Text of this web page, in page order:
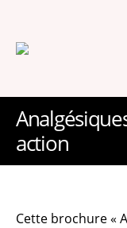
action
Cette brochure «